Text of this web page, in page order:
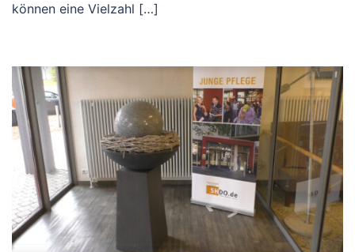
können eine Vielzahl […]